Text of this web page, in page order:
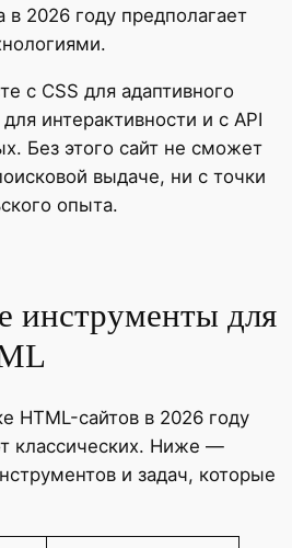
в 2026 году предполагает
с CSS для адаптивного
интерактивности и с API
Без этого сайт не сможет
выдаче, ни с точки
опыта.
инструменты для
HTML-сайтов в 2026 году
классических. Ниже —
и задач, которые